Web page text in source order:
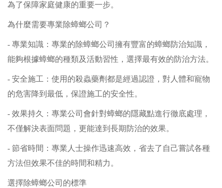
為了保障家庭健康的重要一步。
為什麼需要專業除蟑螂公司？
- 專業知識：專業的除蟑螂公司擁有豐富的蟑螂防治知識，
能夠根據蟑螂的種類及活動習性，選擇最有效的防治方法。
- 安全施工：使用的殺蟲藥劑都是經過認證，對人體和寵物
的危害降到最低，保證施工的安全性。
- 效果持久：專業公司會針對蟑螂的隱藏點進行徹底處理，
不僅解決表面問題，更能達到長期防治的效果。
- 節省時間：專業人士操作迅速高效，省去了自己嘗試各種
方法但效果不佳的時間和精力。
選擇除蟑螂公司的標準